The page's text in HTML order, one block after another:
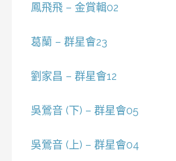
鳳飛飛 – 金賞輯02
葛蘭 – 群星會23
劉家昌 – 群星會12
吳鶯音 (下) – 群星會05
吳鶯音 (上) – 群星會04